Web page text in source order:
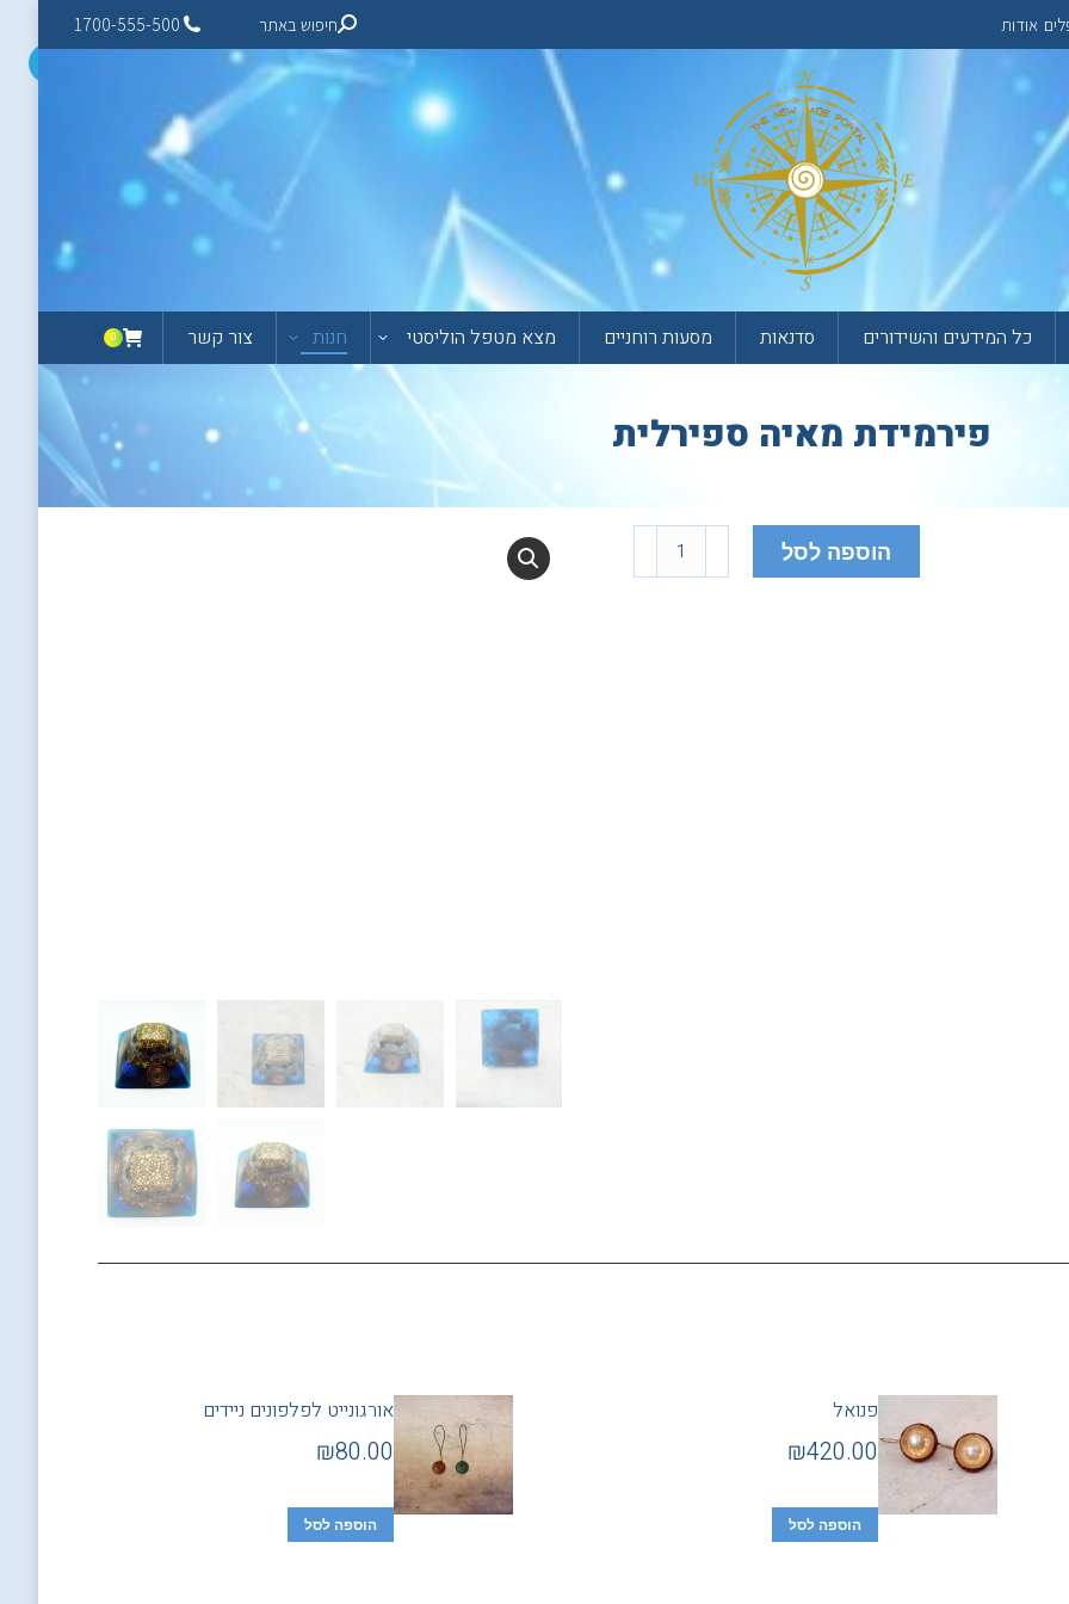
אודות חיפוש באתר 1700-555-500
כל המידעים והשידורים סדנאות מסעות רוחניים מצא מטפל הוליסטי חנות צור קשר 0
פירמידת מאיה ספירלית
הוספה לסל
פנואל
₪420.00
הוספה לסל
אורגונייט לפלפונים ניידים
₪80.00
הוספה לסל